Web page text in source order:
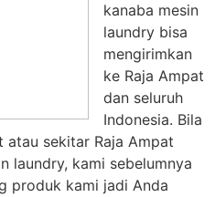
kanaba mesin
laundry bisa
mengirimkan
ke Raja Ampat
dan seluruh
Indonesia. Bila
atau sekitar Raja Ampat
laundry, kami sebelumnya
produk kami jadi Anda